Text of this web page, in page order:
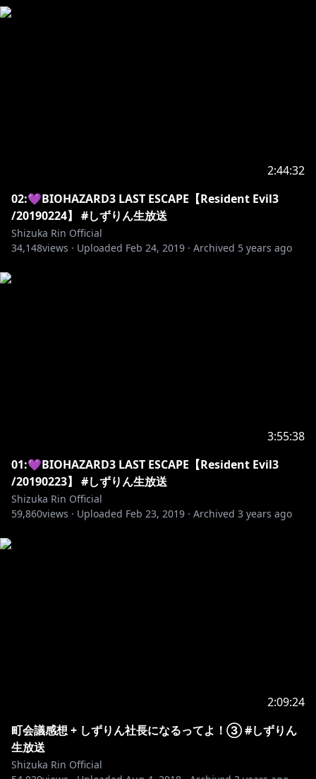
ʚ❤︎ɞ Youtube
https://www.youtube.com/channel/UC6oDys1BGgBs
IC3WhG1BovQ
#伝説対決 #しずりん生放送 #バーチャル凛 #にじさん
じ #バーチャルYoutuber
2:44:32
02:💜BIOHAZARD3 LAST ESCAPE【Resident Evil3
/20190224】 #しずりん生放送
Shizuka Rin Official
34,148views · Uploaded Feb 24, 2019 · Archived 5 years ago
3:55:38
01:💜BIOHAZARD3 LAST ESCAPE【Resident Evil3
/20190223】 #しずりん生放送
Shizuka Rin Official
59,860views · Uploaded Feb 23, 2019 · Archived 3 years ago
2:09:24
町会議感想 + しずりん社長になるってよ！③ #しずりん
生放送
Shizuka Rin Official